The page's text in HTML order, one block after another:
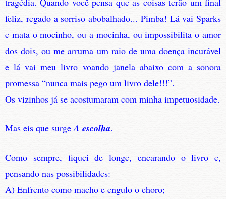
feliz, regado a sorriso abobalhado... Pimba! Lá vai Sparks
e mata o mocinho, ou a mocinha, ou impossibilita o amor
dos dois, ou me arruma um raio de uma doença incurável
e lá vai meu livro voando janela abaixo com a sonora
promessa “nunca mais pego um livro dele!!!”.
Os vizinhos já se acostumaram com minha impetuosidade.
Mas eis que surge A escolha.
Como sempre, fiquei de longe, encarando o livro e,
pensando nas possibilidades:
A) Enfrento como macho e engulo o choro;